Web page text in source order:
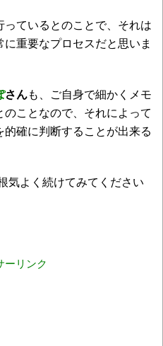
ているとのことで、それは
重要なプロセスだと思いま
さんも、ご自身で細かくメモ
ことなので、それによって
確に判断することが出来る
気よく続けてみてください
ーリンク